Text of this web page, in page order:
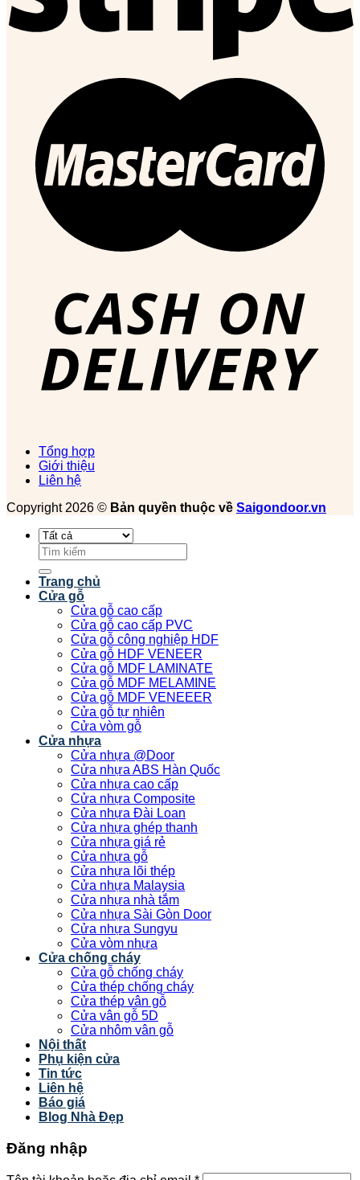
Tổng hợp
Giới thiệu
Liên hệ
Copyright 2026 © Bản quyền thuộc về Saigondoor.vn
Tìm
kiếm:
Trang chủ
Cửa gỗ
Cửa gỗ cao cấp
Cửa gỗ cao cấp PVC
Cửa gỗ công nghiệp HDF
Cửa gỗ HDF VENEER
Cửa gỗ MDF LAMINATE
Cửa gỗ MDF MELAMINE
Cửa gỗ MDF VENEEER
Cửa gỗ tự nhiên
Cửa vòm gỗ
Cửa nhựa
Cửa nhựa @Door
Cửa nhựa ABS Hàn Quốc
Cửa nhựa cao cấp
Cửa nhựa Composite
Cửa nhựa Đài Loan
Cửa nhựa ghép thanh
Cửa nhựa giá rẻ
Cửa nhựa gỗ
Cửa nhựa lõi thép
Cửa nhựa Malaysia
Cửa nhựa nhà tắm
Cửa nhựa Sài Gòn Door
Cửa nhựa Sungyu
Cửa vòm nhựa
Cửa chống cháy
Cửa gỗ chống cháy
Cửa thép chống cháy
Cửa thép vân gỗ
Cửa vân gỗ 5D
Cửa nhôm vân gỗ
Nội thất
Phụ kiện cửa
Tin tức
Liên hệ
Báo giá
Blog Nhà Đẹp
Đăng nhập